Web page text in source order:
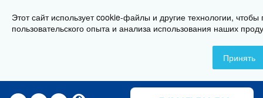
Этот сайт использует cookie-файлы и другие технологии,
пользовательского опыта и анализа использования наших
Принять
г. Новороссийск, ул. Свердлова 36А
Записаться на прием